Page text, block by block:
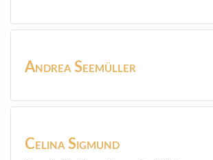
Andrea Seemüller
Celina Sigmund